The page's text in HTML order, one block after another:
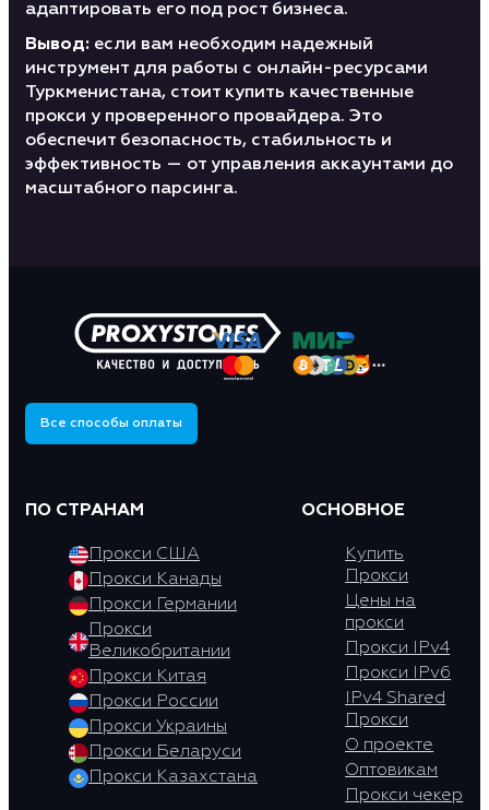
адаптировать его под рост бизнеса.
Вывод: если вам необходим надежный
инструмент для работы с онлайн-ресурсами
Туркменистана, стоит купить качественные
прокси у проверенного провайдера. Это
обеспечит безопасность, стабильность и
эффективность — от управления аккаунтами до
масштабного парсинга.
Все способы оплаты
ПО СТРАНАМ
Прокси США
Прокси Канады
Прокси Германии
Прокси
Великобритании
Прокси Китая
Прокси России
Прокси Украины
Прокси Беларуси
Прокси Казахстана
ОСНОВНОЕ
Купить
Прокси
Цены на
прокси
Прокси IPv4
Прокси IPv6
IPv4 Shared
Прокси
О проекте
Оптовикам
Прокси чекер